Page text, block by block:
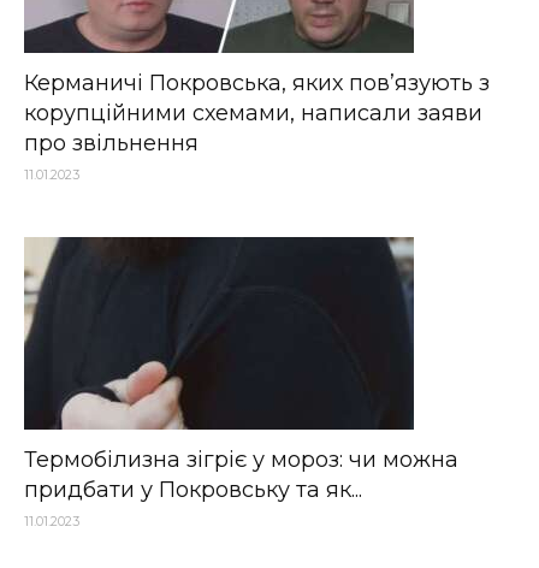
Керманичі Покровська, яких пов’язують з
корупційними схемами, написали заяви
про звільнення
11.01.2023
Термобілизна зігріє у мороз: чи можна
придбати у Покровську та як...
11.01.2023